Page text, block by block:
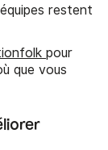
restent
pour
que vous